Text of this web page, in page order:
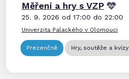
Měření a hry s VZP
25. 9. 2026 od 17:00 do 22:00
Univerzita Palackého v Olomouci
Prezenčně Hry, soutěže a kvízy